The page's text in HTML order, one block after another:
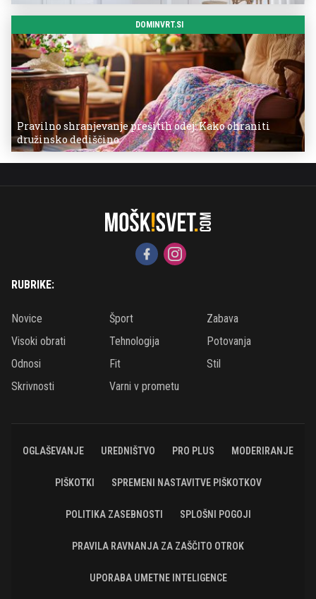
DOMINVRT.SI
Pravilno shranjevanje prešitih odej: Kako ohraniti
družinsko dediščino
RUBRIKE:
Novice Šport
Zabava
Visoki obrati
Tehnologija
Potovanja
Odnosi
Fit
Stil
Skrivnosti
Varni v prometu
OGLAŠEVANJE UREDNIŠTVO PRO PLUS MODERIRANJE
PIŠKOTKI SPREMENI NASTAVITVE PIŠKOTKOV
POLITIKA ZASEBNOSTI SPLOŠNI POGOJI
PRAVILA RAVNANJA ZA ZAŠČITO OTROK
UPORABA UMETNE INTELIGENCE